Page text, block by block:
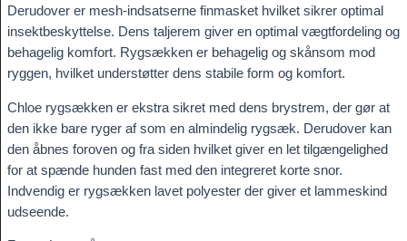
Derudover er mesh-indsatserne finmasket hvilket sikrer optimal
insektbeskyttelse. Dens taljerem giver en optimal vægtfordeling og
behagelig komfort. Rygsækken er behagelig og skånsom mod
ryggen, hvilket understøtter dens stabile form og komfort.
Chloe rygsækken er ekstra sikret med dens brystrem, der gør at
den ikke bare ryger af som en almindelig rygsæk. Derudover kan
den åbnes foroven og fra siden hvilket giver en let tilgængelighed
for at spænde hunden fast med den integreret korte snor.
Indvendig er rygsækken lavet polyester der giver et lammeskind
udseende.